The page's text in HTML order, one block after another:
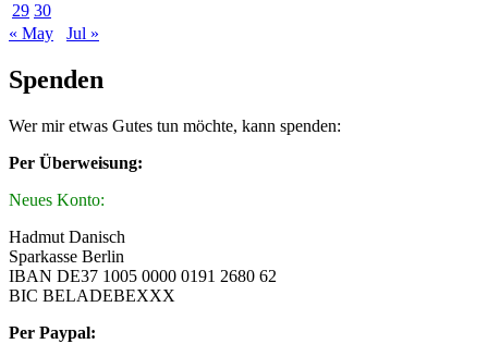
29 30
« May
Jul »
Spenden
Wer mir etwas Gutes tun möchte, kann spenden:
Per Überweisung:
Neues Konto:
Hadmut Danisch
Sparkasse Berlin
IBAN DE37 1005 0000 0191 2680 62
BIC BELADEBEXXX
Per Paypal: